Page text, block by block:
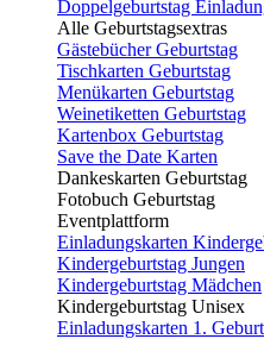
Doppelgeburtstag
Alle Geburtstagsextras
Gästebücher Geburtstag
Tischkarten Geburtstag
Menükarten Geburtstag
Weinetiketten Geburtstag
Kartenbox Geburtstag
Save the Date Karten
Dankeskarten Geburtstag
Fotobuch Geburtstag
Eventplattform
Einladungskarten
Kindergeburtstag Jungen
Kindergeburtstag Mädchen
Kindergeburtstag Unisex
Einladungskarten 1.